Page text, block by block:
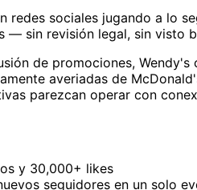
sociales jugando a lo
sin revisión legal, sin visto
de promociones,
averiadas de
parezcan operar con
y 30,000+ likes
seguidores en un solo